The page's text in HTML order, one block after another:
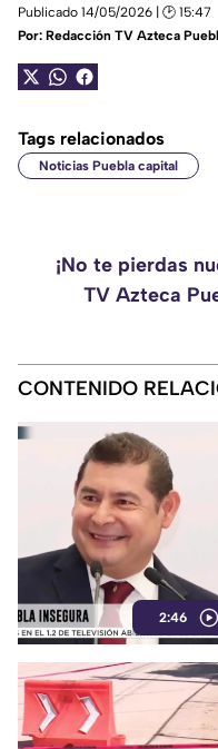
Publicado 14/05/2026 | 🕑 15:47
Por: Redacción TV Azteca
Tags relacionados
Noticias Puebla capital
¡No te pierdas
TV Azteca
CONTENIDO
2:46